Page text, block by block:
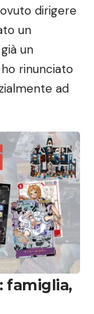
dirigere
un
un
rinunciato
ad
famiglia,